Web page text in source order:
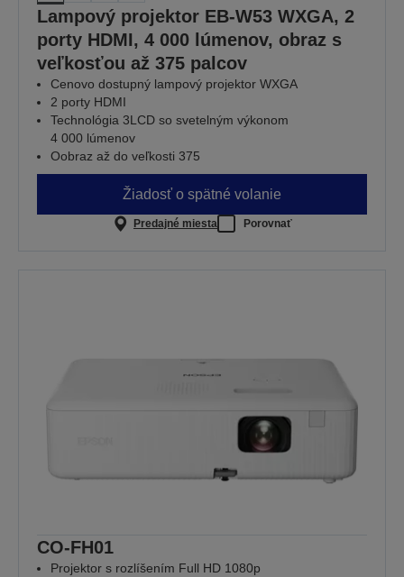
Lampový projektor EB-W53 WXGA, 2
porty HDMI, 4 000 lúmenov, obraz s
veľkosťou až 375 palcov
Cenovo dostupný lampový projektor WXGA
2 porty HDMI
Technológia 3LCD so svetelným výkonom
4 000 lúmenov
Oobraz až do veľkosti 375
Žiadosť o spätné volanie
Predajné miesta Porovnať
CO-FH01
Projektor s rozlíšením Full HD 1080p